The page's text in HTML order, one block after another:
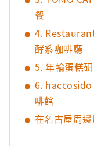
餐
4.
酵系咖啡廳
5. 年輪蛋糕
6. haccosido
啡館
在名古屋周